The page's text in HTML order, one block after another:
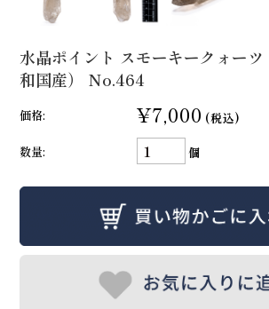
水晶ポイント スモーキークォー
和国産） No.464
価格: ¥7,000 (税込)
数量:
個